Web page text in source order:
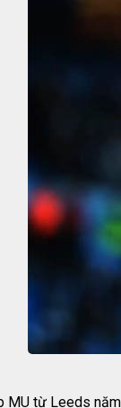
MU từ Leeds